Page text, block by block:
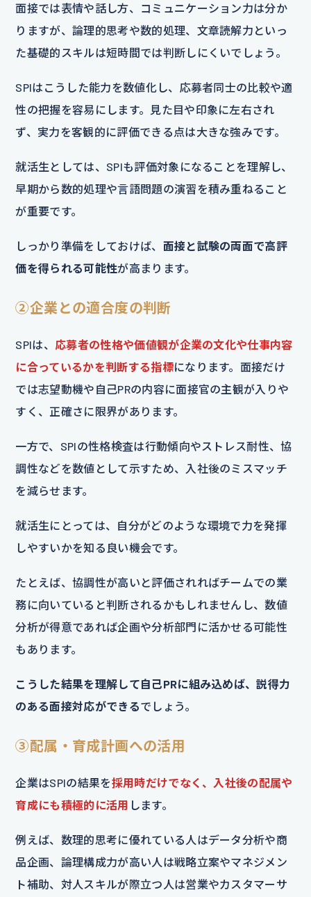
面接では表情や話し方、コミュニケーション力は分か
りますが、論理的思考や数的処理、文章読解力といっ
た基礎的スキルは短時間では判断しにくいでしょう。
SPIはこうした能力を数値化し、応募者同士の比較や適
性の把握を容易にします。見た目や印象に左右され
ず、実力を客観的に評価できる点は大きな強みです。
就活生としては、SPIも評価対象になることを理解し、
早期から数的処理や言語問題の演習を積み重ねること
が重要です。
しっかり準備をしておけば、 面接と試験の両面で高評
価を得られる可能性が高まります。
②企業との適合度の判断
SPIは、 応募者の性格や価値観が企業の文化や仕事内容
に合っているかを判断する指標になります。面接だけ
では志望動機や自己PRの内容に面接官の主観が入りや
すく、正確さに限界があります。
一方で、SPIの性格検査は行動傾向やストレス耐性、協
調性などを数値として示すため、入社後のミスマッチ
を減らせます。
就活生にとっては、自分がどのような環境で力を発揮
しやすいかを知る良い機会です。
たとえば、協調性が高いと評価されればチームでの業
務に向いていると判断されるかもしれませんし、数値
分析が得意であれば企画や分析部門に活かせる可能性
もあります。
こうした結果を理解して自己PRに組み込めば、説得力
のある面接対応ができるでしょう。
③配属・育成計画への活用
企業はSPIの結果を採用時だけでなく、入社後の配属や
育成にも積極的に活用 します。
例えば、数理的思考に優れている人はデータ分析や商
品企画、論理構成力が高い人は戦略立案やマネジメン
ト補助、対人スキルが際立つ人は営業やカスタマーサ